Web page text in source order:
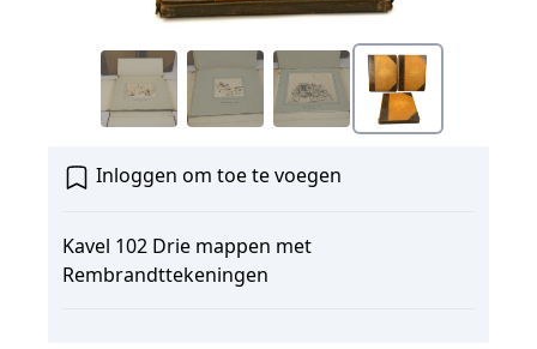
Inloggen om toe te voegen
Kavel 102 Drie mappen met
Rembrandttekeningen